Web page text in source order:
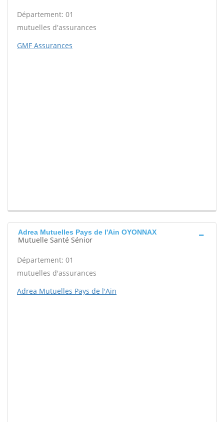
Département: 01
mutuelles d'assurances
GMF Assurances
Adrea Mutuelles Pays de l'Ain OYONNAX
Mutuelle Santé Sénior
Département: 01
mutuelles d'assurances
Adrea Mutuelles Pays de l'Ain